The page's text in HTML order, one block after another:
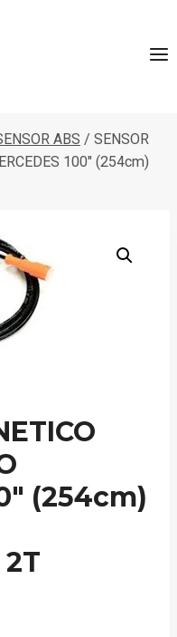
ABS / SENSOR
100″ (254cm)
(254cm)